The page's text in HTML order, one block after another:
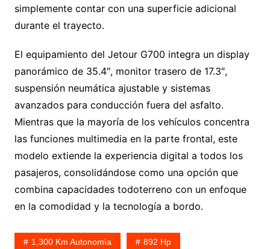
simplemente contar con una superficie adicional
durante el trayecto.
El equipamiento del Jetour G700 integra un display
panorámico de 35.4″, monitor trasero de 17.3″,
suspensión neumática ajustable y sistemas
avanzados para conducción fuera del asfalto.
Mientras que la mayoría de los vehículos concentra
las funciones multimedia en la parte frontal, este
modelo extiende la experiencia digital a todos los
pasajeros, consolidándose como una opción que
combina capacidades todoterreno con un enfoque
en la comodidad y la tecnología a bordo.
1,300 Km Autonomía 892 Hp